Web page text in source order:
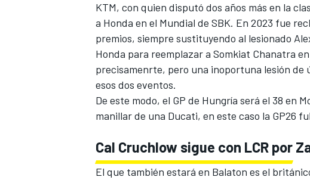
KTM, con quien disputó dos años más en la
a Honda en el Mundial de SBK. En 2023 fue
premios, siempre sustituyendo al lesionado
Honda para reemplazar a Somkiat Chanatra
precisamenrte, pero una inoportuna lesión
esos dos eventos.
De este modo, el GP de Hungría será el 38 en
manillar de una Ducati, en este caso la GP26
Cal Cruchlow sigue con LCR por
El que también estará en Balaton es el